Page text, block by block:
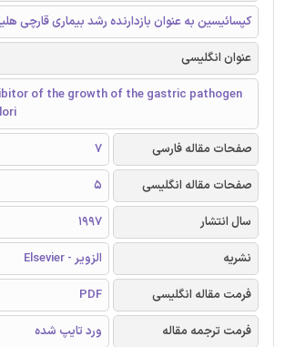
کپسائیسین به عنوان بازدارنده رشد بیماری قارچی
عنوان انگلیسی
of the growth of the gastric pathogen
صفحات مقاله فارسی
7
صفحات مقاله انگلیسی
5
سال انتشار
1997
نشریه
الزویر - Elsevier
فرمت مقاله انگلیسی
PDF
فرمت ترجمه مقاله
ورد تایپ شده